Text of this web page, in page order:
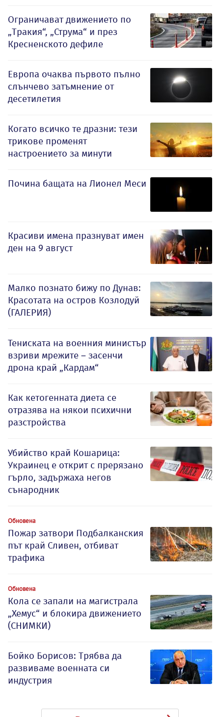
Ограничават движението по
„Тракия“, „Струма“ и през
Кресненското дефиле
Европа очаква първото пълно
слънчево затъмнение от
десетилетия
Когато всичко те дразни: тези
трикове променят
настроението за минути
Почина бащата на Лионел Меси
Красиви имена празнуват имен
ден на 9 август
Малко познато бижу по Дунав:
Красотата на остров Козлодуй
(ГАЛЕРИЯ)
Тениската на военния министър
взриви мрежите – засенчи
дрона край „Кардам“
Как кетогенната диета се
отразява на някои психични
разстройства
Убийство край Кошарица:
Украинец е открит с прерязано
гърло, задържаха негов
сънародник
Обновена
Пожар затвори Подбалканския
път край Сливен, отбиват
трафика
Обновена
Кола се запали на магистрала
„Хемус“ и блокира движението
(СНИМКИ)
Бойко Борисов: Трябва да
развиваме военната си
индустрия